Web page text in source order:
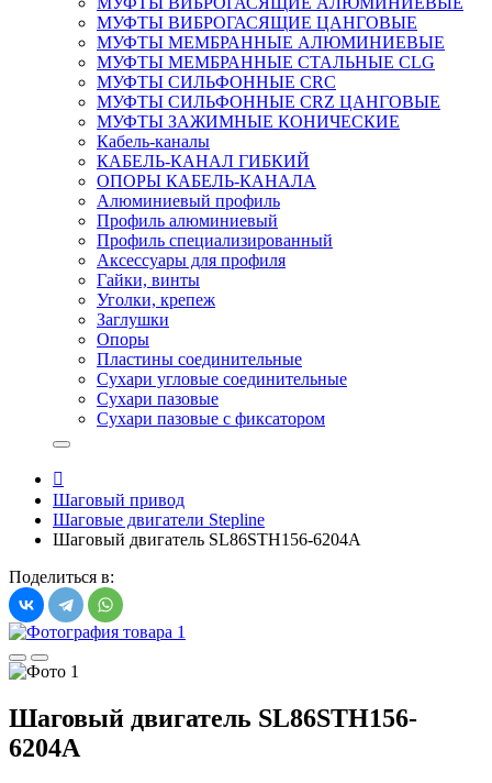
МУФТЫ ВИБРОГАСЯЩИЕ ЦАНГОВЫЕ
МУФТЫ МЕМБРАННЫЕ АЛЮМИНИЕВЫЕ
МУФТЫ МЕМБРАННЫЕ СТАЛЬНЫЕ CLG
МУФТЫ СИЛЬФОННЫЕ CRC
МУФТЫ СИЛЬФОННЫЕ CRZ ЦАНГОВЫЕ
МУФТЫ ЗАЖИМНЫЕ КОНИЧЕСКИЕ
Кабель-каналы
КАБЕЛЬ-КАНАЛ ГИБКИЙ
ОПОРЫ КАБЕЛЬ-КАНАЛА
Алюминиевый профиль
Профиль алюминиевый
Профиль специализированный
Аксессуары для профиля
Гайки, винты
Уголки, крепеж
Заглушки
Опоры
Пластины соединительные
Сухари угловые соединительные
Сухари пазовые
Сухари пазовые с фиксатором

Шаговый привод
Шаговые двигатели Stepline
Шаговый двигатель SL86STH156-6204A
Поделиться в:
Шаговый двигатель SL86STH156-
6204A